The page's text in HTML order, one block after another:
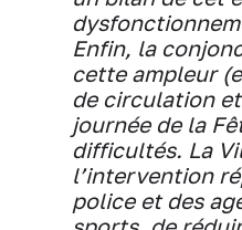
Enfin, la
cette ampleur
de circulation
journée de la
difficultés. La
l’intervention
police et des